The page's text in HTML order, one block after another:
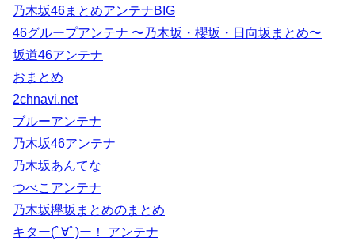
乃木坂46まとめアンテナBIG
46グループアンテナ 〜乃木坂・櫻坂・日向坂まとめ〜
坂道46アンテナ
おまとめ
2chnavi.net
ブルーアンテナ
乃木坂46アンテナ
乃木坂あんてな
つべこアンテナ
乃木坂欅坂まとめのまとめ
キター(ﾟ∀ﾟ)ー！ アンテナ